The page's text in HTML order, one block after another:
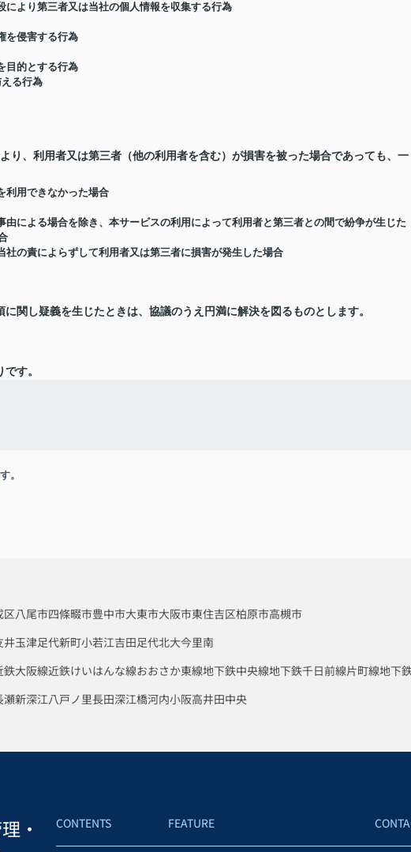
より第三者又は当社の個人情報を収集する行為
を侵害する行為
目的とする行為
る行為
り、利用者又は第三者（他の利用者を含む）が損害を被った場合であっても、一
利用できなかった場合
による場合を除き、本サービスの利用によって利用者と第三者との間で紛争が生じた
の責によらずして利用者又は第三者に損害が発生した場合
関し疑義を生じたときは、協議のうえ円満に解決を図るものとします。
す。
。
区八尾市四條畷市豊中市大東市大阪市東住吉区柏原市高槻市
井玉津足代新町小若江吉田足代北大今里南
鉄大阪線近鉄けいはんな線おおさか東線地下鉄中央線地下鉄千日前線片町線地下
瀬新深江八戸ノ里長田深江橋河内小阪高井田中央
・
CONTENTS FEATURE